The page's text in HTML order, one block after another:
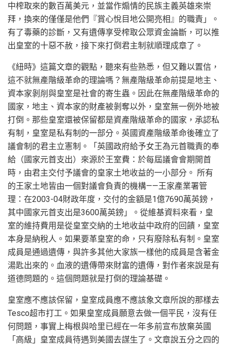
中榨取來的數百萬美元，並當作煽情的民族主義英雄來崇
拜，換來的僅僅是他們『賞心悅目地公開亮相』的職責」。
有了毒藥的診斷，又有遺傳享受榨取公眾資金論斷，可以推
出皇室的十惡不赦，接下來打倒君主制就順理成章了。
《紐時》這篇文章的觀點，聽來有些熟悉，但又難以置信，
這不就無產階級革命的理論嗎？無產階級革命前提是地主、
資本家剝削與皇室是社會的寄生蟲。因此在無產階級革命的
國家，地主、資本家的財產被剝奪以外，皇室無一例外地被
打倒。那些皇室還被保留都是資產階級革命的國家，承認私
有制，皇室是私有制的一部分。英國資產階級革命後確立了
議會制的君主立憲制。「英國政府給予女王為元首職責的奉
給（國家元首支出）來源於王室費：於每屆議會會期開首
時，由君主交付予議會的皇家土地收益的一小部分。 所有
的王家土地皆由一個對議會負責的機構——王家產業署管
理：在2003-04財政年度，交付的金額是1億7690萬英鎊，
其中國家元首支出是3600萬英鎊」。從維基資料來看，皇
室的維持費用是從皇室交納的土地收益中政府的回饋，皇室
本身是納稅人。如果要革皇室的命，只有廢除私有制。皇室
成員是通過遺傳，與許多其他大家族一樣他的成員是含著金
湯匙出來的。血液的遺傳帶來財富的遺傳，對作者來說是有
道德問題的。這個問題就是打倒的理論基礎。
皇室應不應該保留，皇室成員應不應該象文章所說的那樣去
Tesco超市打工。如果皇室成員願意去做一個平民，沒有任
何問題，事實上梅根與哈里已經在一年多前宣布放棄英國
「高級」皇室成員待遇到美國去謀生了。文章說五分之四的